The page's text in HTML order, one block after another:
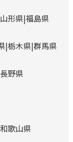
山形県 福島県
栃木県 群馬県
長野県
和歌山県